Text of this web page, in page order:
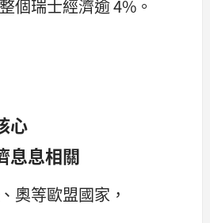
個瑞士經濟逾 4%。
心
息息相關
奧等歐盟國家，